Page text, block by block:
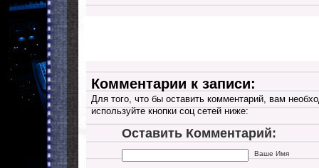
Комментарии к записи:
Для того, что бы оставить комментарий, вам
используйте кнопки соц сетей ниже:
Оставить Комментарий:
Ваше Имя